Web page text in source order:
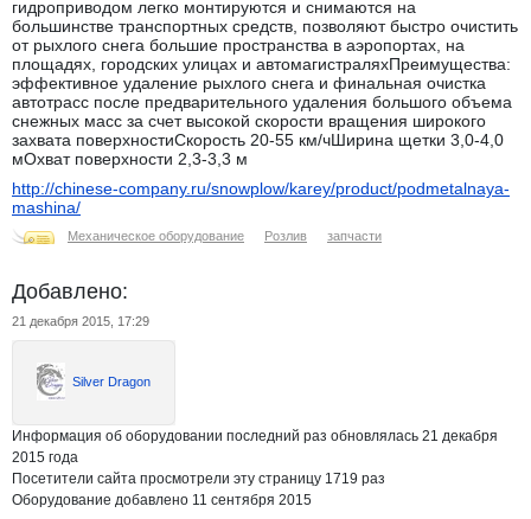
гидроприводом легко монтируются и снимаются на
большинстве транспортных средств, позволяют быстро очистить
от рыхлого снега большие пространства в аэропортах, на
площадях, городских улицах и автомагистраляхПреимущества:
эффективное удаление рыхлого снега и финальная очистка
автотрасс после предварительного удаления большого объема
снежных масс за счет высокой скорости вращения широкого
захвата поверхностиСкорость 20-55 км/чШирина щетки 3,0-4,0
мОхват поверхности 2,3-3,3 м
http://chinese-company.ru/snowplow/karey/product/podmetalnaya-
mashina/
Механическое оборудование Розлив запчасти
Добавлено:
21 декабря 2015, 17:29
Silver Dragon
Информация об оборудовании последний раз обновлялась 21 декабря
2015 года
Посетители сайта просмотрели эту страницу 1719 раз
Оборудование добавлено 11 сентября 2015